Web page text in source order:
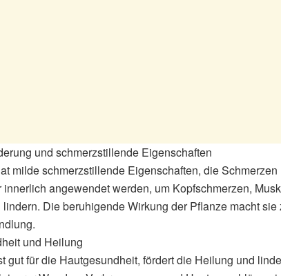
und schmerzstillende Eigenschaften
milde schmerzstillende Eigenschaften, die
angewendet werden, um Kopfschmerzen,
Die beruhigende Wirkung der Pflanze macht
und Heilung
gut für die Hautgesundheit, fördert die Heilung und